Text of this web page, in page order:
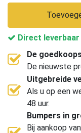
Direct leverbaar
De
De nieuwste
Uitgebreide
Als u op een
48 uur.
Bumpers in
Bij aankoop